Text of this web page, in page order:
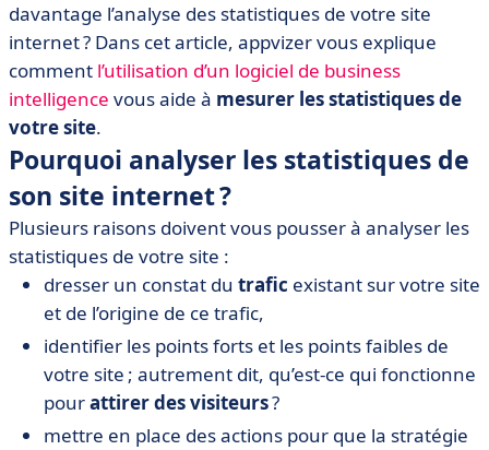
davantage l’analyse des statistiques de votre site
internet ? Dans cet article, appvizer vous explique
comment l’utilisation d’un logiciel de business
intelligence vous aide à mesurer les statistiques de
votre site.
Pourquoi analyser les statistiques de
son site internet ?
Plusieurs raisons doivent vous pousser à analyser les
statistiques de votre site :
dresser un constat du trafic existant sur votre site
et de l’origine de ce trafic,
identifier les points forts et les points faibles de
votre site ; autrement dit, qu’est-ce qui fonctionne
pourattirer des visiteurs?
mettre en place des actions pour que la stratégie